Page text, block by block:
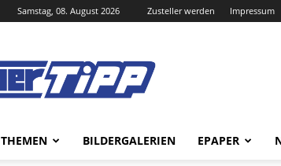
Samstag, 08. August 2026 Zusteller werden Impressum
Tipp
Online
THEMEN BILDERGALERIEN EPAPER